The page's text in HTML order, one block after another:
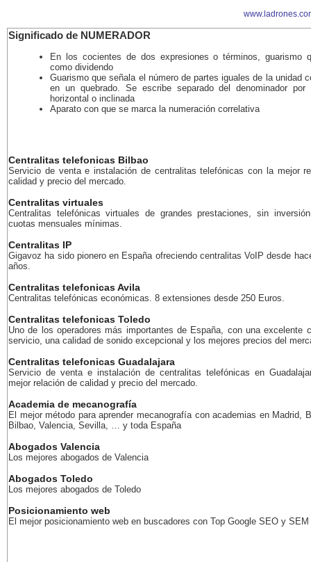
Significado de NUMERADOR
En los cocientes de dos expresiones o términos, guarismo
como dividendo
Guarismo que señala el número de partes iguales de la unidad
en un quebrado. Se escribe separado del denominador por
horizontal o inclinada
Aparato con que se marca la numeración correlativa
Centralitas telefonicas Bilbao
Servicio de venta e instalación de centralitas telefónicas con la mejor
calidad y precio del mercado.
Centralitas virtuales
Centralitas telefónicas virtuales de grandes prestaciones, sin
cuotas mensuales mínimas.
Centralitas IP
Gigavoz ha sido pionero en España ofreciendo centralitas VoIP desde
años.
Centralitas telefonicas Avila
Centralitas telefónicas económicas. 8 extensiones desde 250 Euros.
Centralitas telefonicas Toledo
Uno de los operadores más importantes de España, con una excelente
servicio, una calidad de sonido excepcional y los mejores precios del
Centralitas telefonicas Guadalajara
Servicio de venta e instalación de centralitas telefónicas en
mejor relación de calidad y precio del mercado.
Academia de mecanografía
El mejor método para aprender mecanografía con academias en Madrid,
Bilbao, Valencia, Sevilla, … y toda España
Abogados Valencia
Los mejores abogados de Valencia
Abogados Toledo
Los mejores abogados de Toledo
Posicionamiento web
El mejor posicionamiento web en buscadores con Top Google SEO y SEM